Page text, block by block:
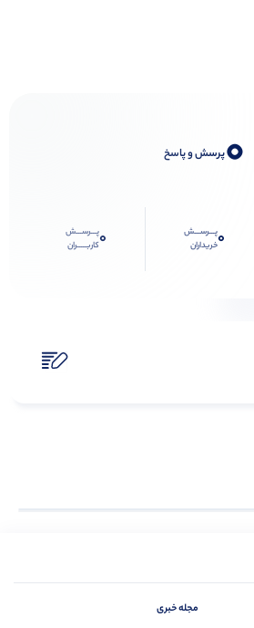
0پرسش و پاسخ
0پـــرســـش
خریداران
0پـــرســـش
کاربـــــران
مجله خبری